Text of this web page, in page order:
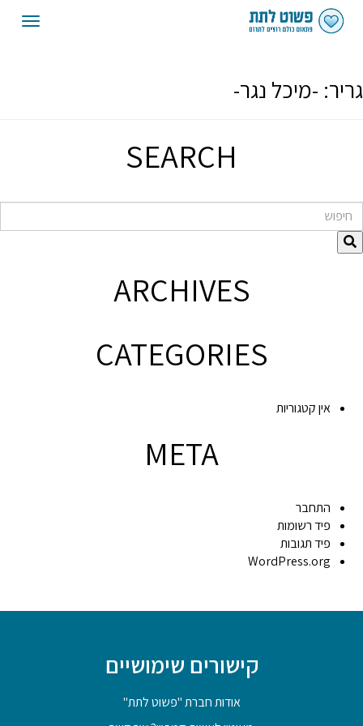
גריר: -מיכל נגר-
SEARCH
חיפוש
ARCHIVES
CATEGORIES
אין קטגוריות
META
התחבר
פיד רשומות
פיד תגובות
WordPress.org
קישורים שימושיים
אודות חברת "פשוט לתת"